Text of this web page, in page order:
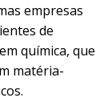
empresas
de
química, que
matéria-